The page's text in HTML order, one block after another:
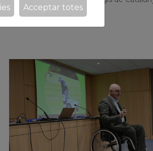
Acceptar totes